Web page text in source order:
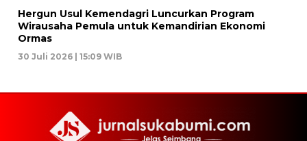
Hergun Usul Kemendagri Luncurkan Program
Wirausaha Pemula untuk Kemandirian Ekonomi
Ormas
30 Juli 2026 | 15:09 WIB